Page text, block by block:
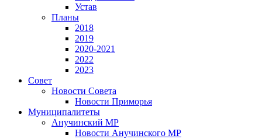
Устав
Планы
2018
2019
2020-2021
2022
2023
Совет
Новости Совета
Новости Приморья
Муниципалитеты
Анучинский МР
Новости Анучинского МР